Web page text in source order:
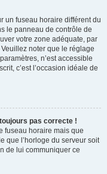
un fuseau horaire différent du
le panneau de contrôle de
votre zone adéquate, par
noter que le réglage
n’est accessible
c’est l’occasion idéale de
pas correcte !
fuseau horaire mais que
que l’horloge du serveur soit
de lui communiquer ce